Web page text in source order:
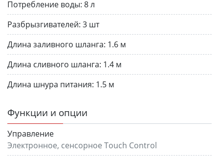
Потребление воды: 8 л
Разбрызгивателей: 3 шт
Длина заливного шланга: 1.6 м
Длина сливного шланга: 1.4 м
Длина шнура питания: 1.5 м
Функции и опции
Управление
Электронное, сенсорное Touch Control